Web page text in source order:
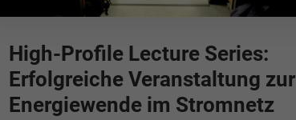
High-Profile Lecture Series:
Erfolgreiche Veranstaltung zur
Energiewende im Stromnetz